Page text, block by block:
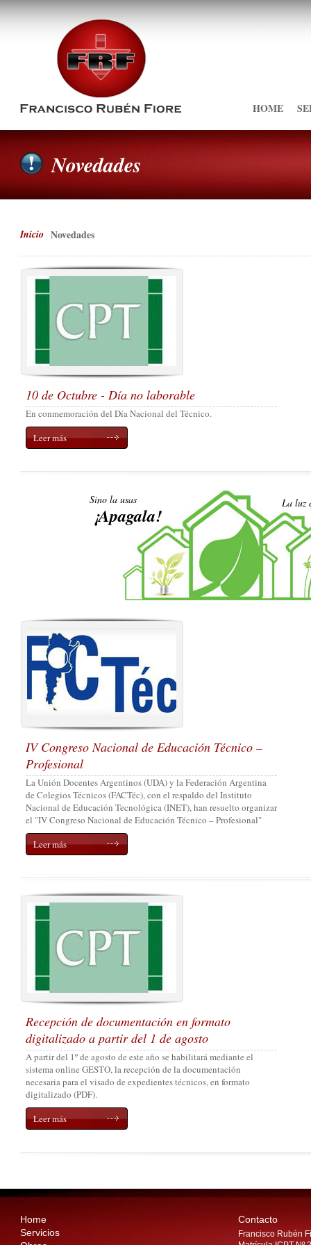
HOME
Novedades
Inicio Novedades
10 de Octubre - Día no laborable
En conmemoración del Día Nacional del Técnico.
Leer más
Sino la usas
¡Apagala!
La luz
IV Congreso Nacional de Educación Técnico –
Profesional
La Unión Docentes Argentinos (UDA) y la Federación Argentina
de Colegios Técnicos (FACTéc), con el respaldo del Instituto
Nacional de Educación Tecnológica (INET), han resuelto organizar
el "IV Congreso Nacional de Educación Técnico – Profesional"
Leer más
Recepción de documentación en formato
digitalizado a partir del 1 de agosto
A partir del 1º de agosto de este año se habilitará mediante el
sistema online GESTO, la recepción de la documentación
necesaria para el visado de expedientes técnicos, en formato
digitalizado (PDF).
Leer más
Home
Servicios
Contacto
Francisco Rubén